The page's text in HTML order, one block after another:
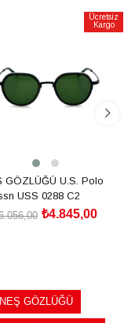
Ücretsiz
Kargo
GÖZLÜĞÜ U.S. Polo
USS 0288 C2
₺4.845,00
GÖZLÜĞÜ